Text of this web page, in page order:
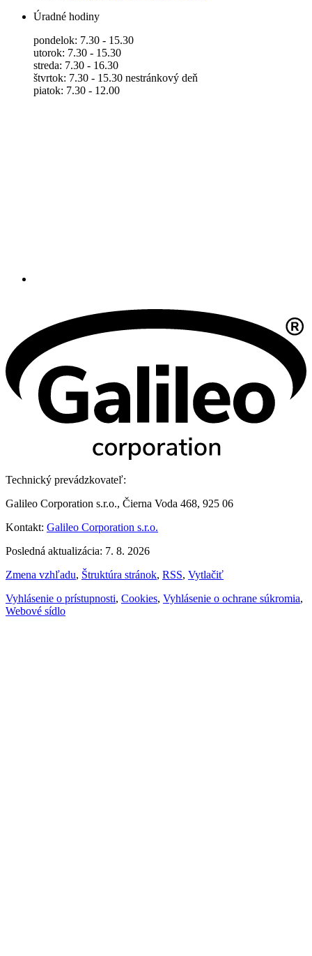
Úradné hodiny
pondelok: 7.30 - 15.30
utorok: 7.30 - 15.30
streda: 7.30 - 16.30
štvrtok: 7.30 - 15.30 nestránkový deň
piatok: 7.30 - 12.00
Technický prevádzkovateľ:
Galileo Corporation s.r.o., Čierna Voda 468, 925 06
Kontakt: Galileo Corporation s.r.o.
Posledná aktualizácia: 7. 8. 2026
Zmena vzhľadu, Štruktúra stránok, RSS, Vytlačiť
Vyhlásenie o prístupnosti, Cookies, Vyhlásenie o ochrane súkromia,
Webové sídlo